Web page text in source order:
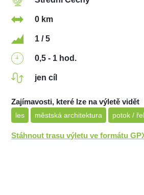
0 km
1 / 5
0,5 - 1 hod.
jen cíl
Zajímavosti, které lze na výletě vidět
les městská architektura potok /
Stáhnout trasu výletu ve formátu